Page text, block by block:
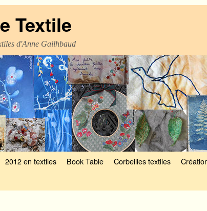
Textile
d'Anne Gailhbaud
2012 en textiles Book Table Corbeilles textiles